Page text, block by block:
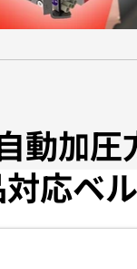
動加圧
応ベ
動加圧
応ベ